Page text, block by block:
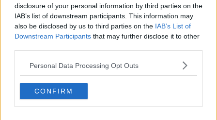
disclosure of your personal information by third parties on the
IAB’s list of downstream participants. This information may
also be disclosed by us to third parties on the IAB’s List of
Downstream Participants that may further disclose it to other
Personal Data Processing Opt Outs
CONFIRM